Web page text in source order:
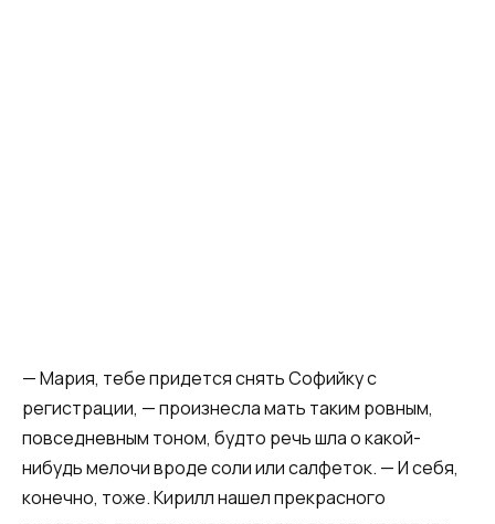
— Мария, тебе придется снять Софийку с
регистрации, — произнесла мать таким ровным,
повседневным тоном, будто речь шла о какой-
нибудь мелочи вроде соли или салфеток. — И себя,
конечно, тоже. Кирилл нашел прекрасного